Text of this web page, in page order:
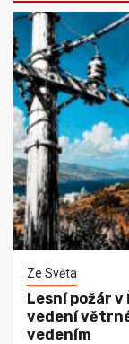
Ze Světa
Lesní požár
vedení
vedením